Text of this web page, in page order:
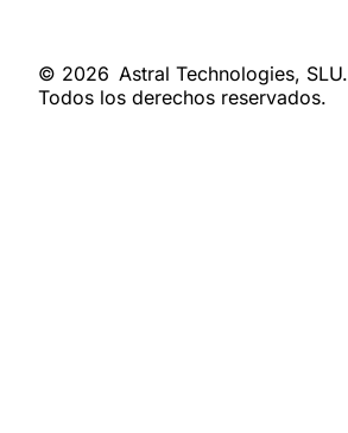
© 2026 Astral Technologies, SLU.
Todos los derechos reservados.